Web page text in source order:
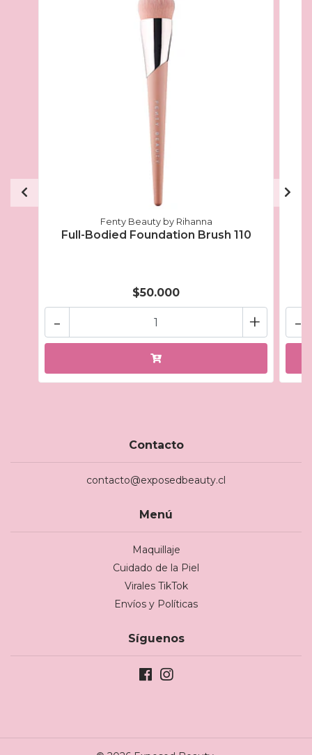
Fenty Beauty by Rihanna
Full-Bodied Foundation Brush 110
$50.000
+
- -
Contacto
contacto@exposedbeauty.cl
Menú
Maquillaje
Cuidado de la Piel
Virales TikTok
Envíos y Políticas
Síguenos